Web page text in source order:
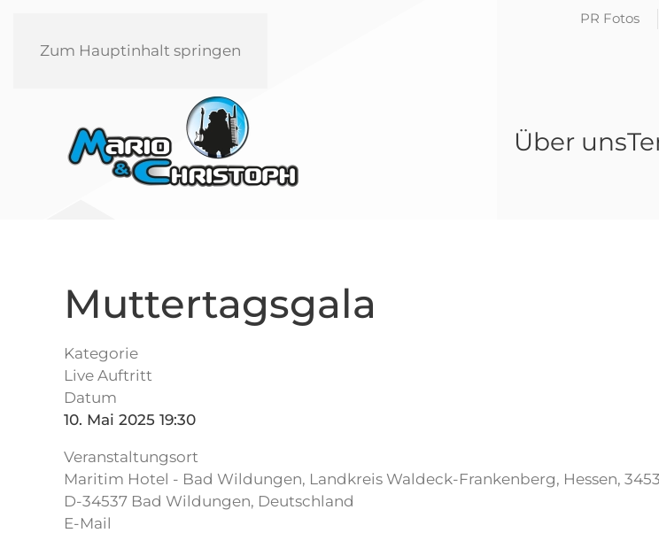
Zum Hauptinhalt springen
PR Fotos
Über uns
Muttertagsgala
Kategorie
Live Auftritt
Datum
10. Mai 2025 19:30
Veranstaltungsort
Maritim Hotel - Bad Wildungen, Landkreis Waldeck-Frankenberg, Hessen,
D-34537 Bad Wildungen, Deutschland
E-Mail